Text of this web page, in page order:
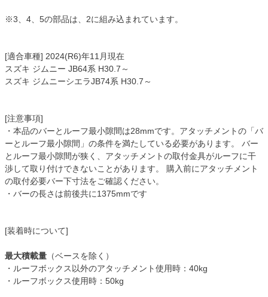
※3、4、5の部品は、2に組み込まれています。
[適合車種] 2024(R6)年11月現在
スズキ ジムニー JB64系 H30.7～
スズキ ジムニーシエラJB74系 H30.7～
[注意事項]
・本品のバーとルーフ最小隙間は28mmです。アタッチメントの「バ
ーとルーフ最小隙間」の条件を満たしている必要があります。 バー
とルーフ最小隙間が狭く、アタッチメントの取付金具がルーフに干
渉して取り付けできないことがあります。 購入前にアタッチメント
の取付必要バー下寸法をご確認ください。
・バーの長さは前後共に1375mmです
[装着時について]
最大積載量 （ベースを除く）
・ルーフボックス以外のアタッチメント使用時：40kg
・ルーフボックス使用時：50kg